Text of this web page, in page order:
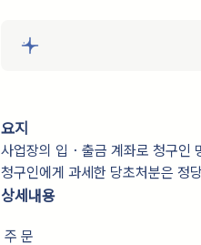
요지
사업장의 입・출금 계좌로 청구인
청구인에게 과세한 당초처분은 정
상세내용
주 문